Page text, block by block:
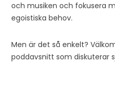
och musiken och fokusera
egoistiska behov.
Men är det så enkelt?
poddavsnitt som diskuterar